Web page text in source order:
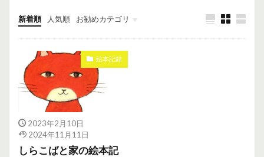
新着順 人気順 お勧めカテゴリ
未分類
絵本記録
2023年2月10日
2024年11月11日
しらこばと家の絵本記